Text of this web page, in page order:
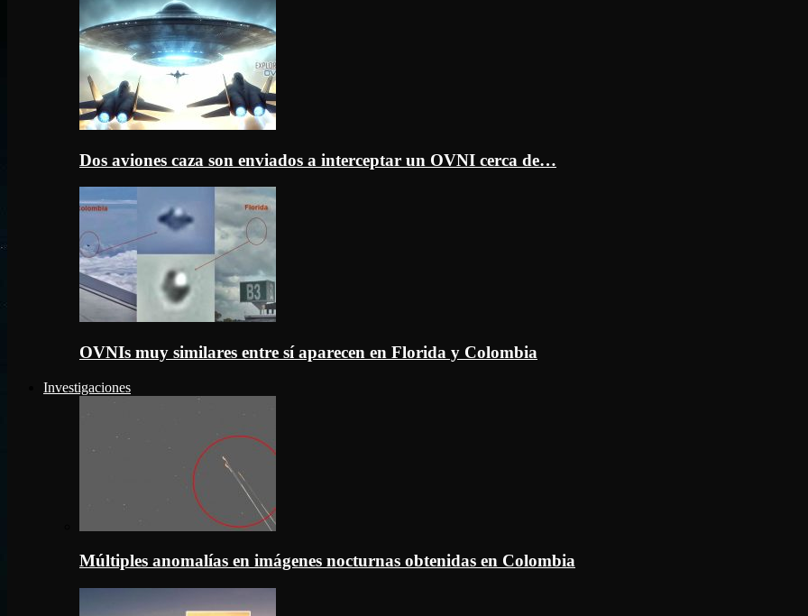
Dos aviones caza son enviados a interceptar un OVNI cerca de…
OVNIs muy similares entre sí aparecen en Florida y Colombia
Investigaciones
Múltiples anomalías en imágenes nocturnas obtenidas en Colombia